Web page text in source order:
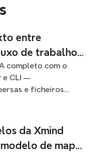
entre
de trabalho
completo com o
e CLI —
e ficheiros
da Xmind
de mapa